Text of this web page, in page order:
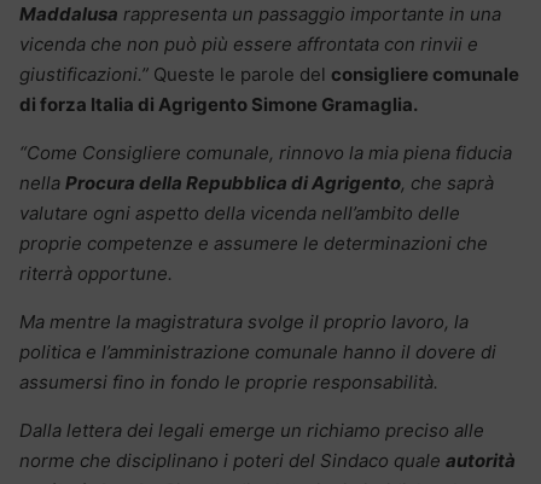
Maddalusa rappresenta un passaggio importante in una
vicenda che non può più essere affrontata con rinvii e
giustificazioni.” Queste le parole del consigliere comunale
di forza Italia di Agrigento Simone Gramaglia.
“Come Consigliere comunale, rinnovo la mia piena fiducia
nella Procura della Repubblica di Agrigento, che saprà
valutare ogni aspetto della vicenda nell’ambito delle
proprie competenze e assumere le determinazioni che
riterrà opportune.
Ma mentre la magistratura svolge il proprio lavoro, la
politica e l’amministrazione comunale hanno il dovere di
assumersi fino in fondo le proprie responsabilità.
Dalla lettera dei legali emerge un richiamo preciso alle
norme che disciplinano i poteri del Sindaco quale autorità